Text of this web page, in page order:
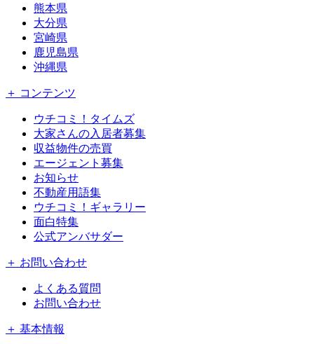
熊本県
大分県
宮崎県
鹿児島県
沖縄県
＋ コンテンツ
ウチコミ！タイムズ
大家さんの入居者募集
収益物件の売買
エージェント募集
お知らせ
不動産用語集
ウチコミ！ギャラリー
面白特集
公式アンバサダー
＋ お問い合わせ
よくある質問
お問い合わせ
＋ 基本情報